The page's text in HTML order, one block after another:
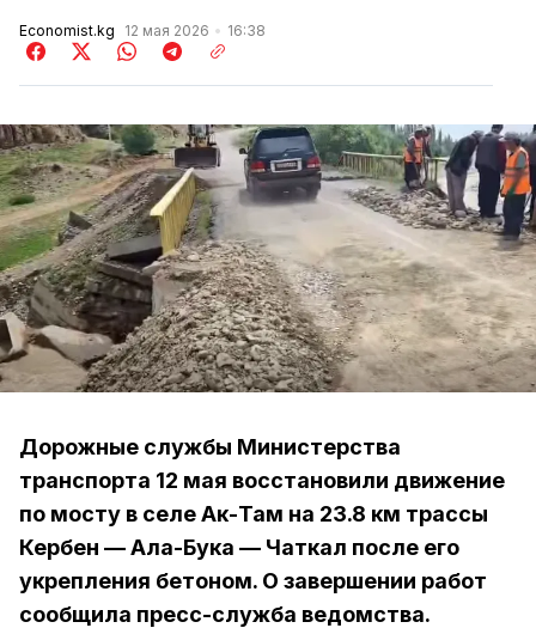
Economist.kg 12 мая 2026 16:38
Дорожные службы Министерства
транспорта 12 мая восстановили движение
по мосту в селе Ак-Там на 23.8 км трассы
Кербен — Ала-Бука — Чаткал после его
укрепления бетоном. О завершении работ
сообщила пресс-служба ведомства.